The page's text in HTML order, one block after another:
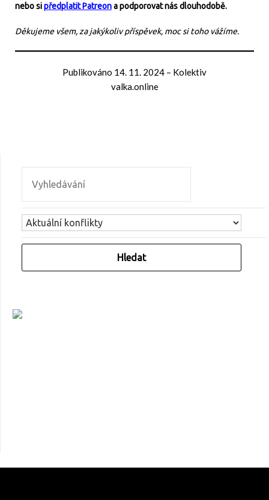
nebo sipředplatit Patreona podporovat nás dlouhodobě.
Děkujeme všem, za jakýkoliv příspěvek, moc si toho vážíme.
Publikováno 14. 11. 2024 – Kolektiv
valka.online